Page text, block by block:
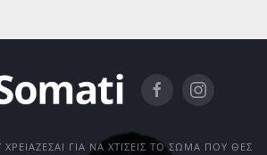
ΓΙΑ ΝΑ ΧΤΊΣΕΙΣ ΤΟ ΣΏΜΑ ΠΟΥ ΘΕΣ